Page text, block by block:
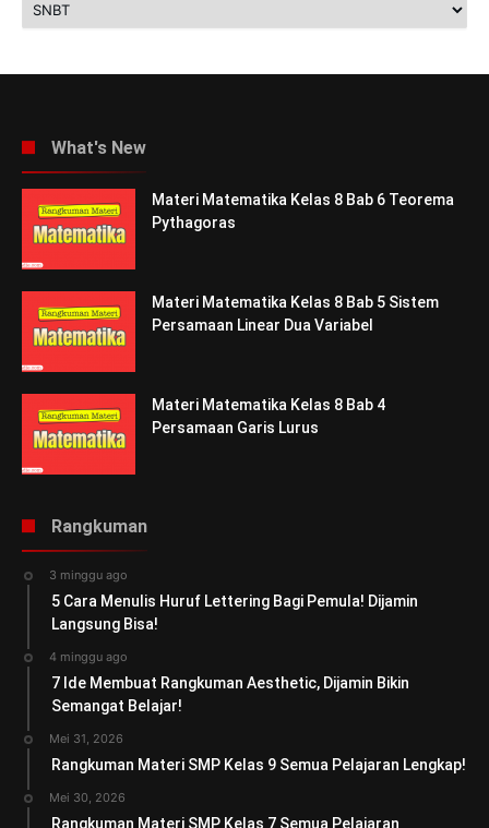
What's New
Materi Matematika Kelas 8 Bab 6 Teorema
Pythagoras
Materi Matematika Kelas 8 Bab 5 Sistem
Persamaan Linear Dua Variabel
Materi Matematika Kelas 8 Bab 4
Persamaan Garis Lurus
Rangkuman
3 minggu ago
5 Cara Menulis Huruf Lettering Bagi Pemula! Dijamin
Langsung Bisa!
4 minggu ago
7 Ide Membuat Rangkuman Aesthetic, Dijamin Bikin
Semangat Belajar!
Mei 31, 2026
Rangkuman Materi SMP Kelas 9 Semua Pelajaran Lengkap!
Mei 30, 2026
Rangkuman Materi SMP Kelas 7 Semua Pelajaran